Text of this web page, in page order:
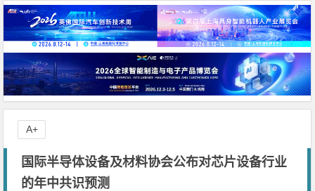
国际半导体设备及材料协会公布对芯片设备行业
的年中共识预测
A+